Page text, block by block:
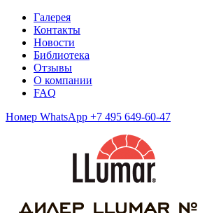
Галерея
Контакты
Новости
Библиотека
Отзывы
О компании
FAQ
Номер WhatsApp +7 495 649-60-47